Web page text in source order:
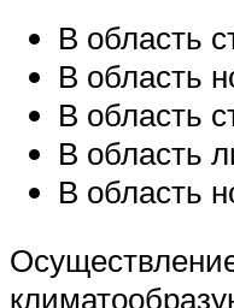
В область
В область
В область
В область
В область